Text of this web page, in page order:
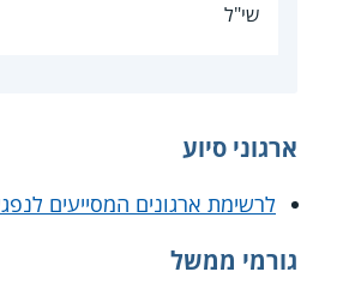
שי"ל
ארגוני סיוע
לרשימת ארגונים המסייעים
גורמי ממשל